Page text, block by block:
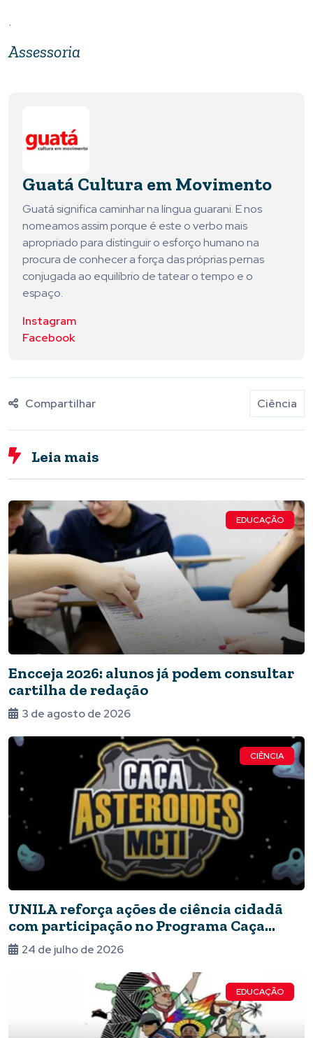
.
Assessoria
Guatá Cultura em Movimento
Guatá significa caminhar na língua guarani. E nos
nomeamos assim porque é este o verbo mais
apropriado para distinguir o esforço humano na
procura de conhecer a força das próprias pernas
conjugada ao equilíbrio de tatear o tempo e o
espaço.
Instagram
Facebook
Compartilhar Ciência
Leia mais
EDUCAÇÃO
Encceja 2026: alunos já podem consultar
cartilha de redação
3 de agosto de 2026
CIÊNCIA
UNILA reforça ações de ciência cidadã
com participação no Programa Caça
Asteroides
24 de julho de 2026
EDUCAÇÃO